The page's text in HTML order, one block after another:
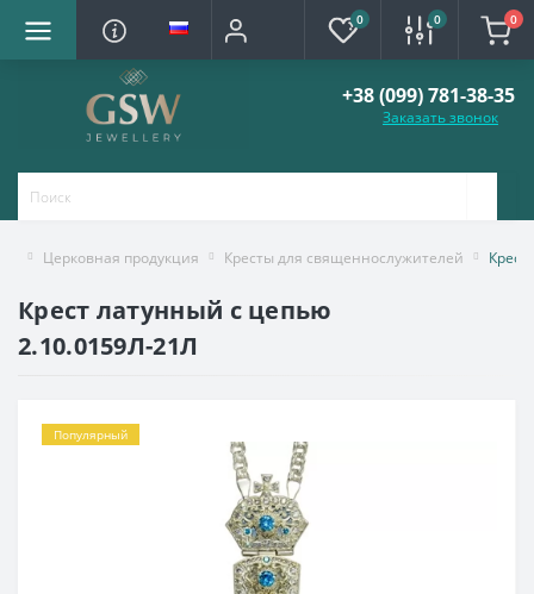
0 0 0
+38 (099) 781-38-35
Заказать звонок
Церковная продукция Кресты для священнослужителей
Крест латунный с цепью
2.10.0159Л-21Л
Популярный